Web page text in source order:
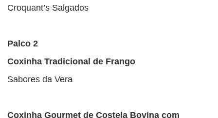
Croquant’s Salgados
Palco 2
Coxinha Tradicional de Frango
Sabores da Vera
Coxinha Gourmet de Costela Bovina com